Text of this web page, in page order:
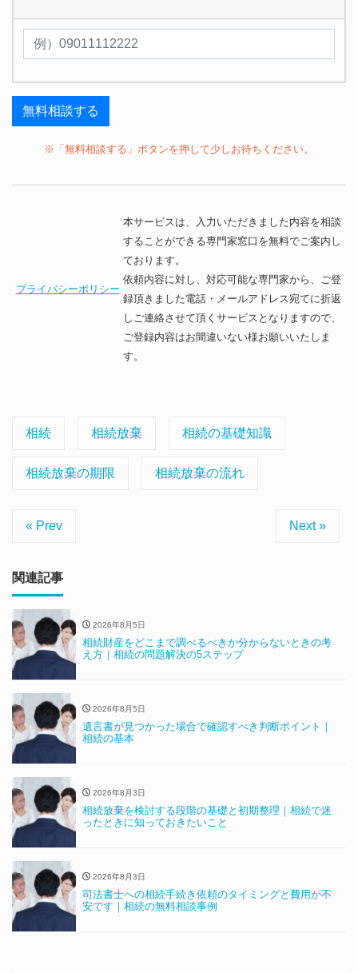
※「無料相談する」ボタンを押して少しお待ちください。
プライバシーポリシー
本サービスは、入力いただきました内容を相談
することができる専門家窓口を無料でご案内し
ております。
依頼内容に対し、対応可能な専門家から、ご登
録頂きました電話・メールアドレス宛てに折返
しご連絡させて頂くサービスとなりますので、
ご登録内容はお間違いない様お願いいたしま
す。
相続 相続放棄 相続の基礎知識
相続放棄の期限 相続放棄の流れ
« Prev Next »
関連記事
2026年8月5日
相続財産をどこまで調べるべきか分からないときの考
え方｜相続の問題解決の5ステップ
2026年8月5日
遺言書が見つかった場合で確認すべき判断ポイント｜
相続の基本
2026年8月3日
相続放棄を検討する段階の基礎と初期整理｜相続で迷
ったときに知っておきたいこと
2026年8月3日
司法書士への相続手続き依頼のタイミングと費用が不
安です｜相続の無料相談事例